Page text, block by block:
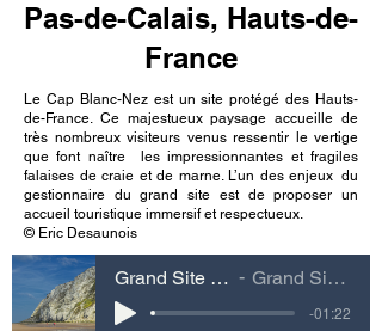
Pas-de-Calais, Hauts-de-
France
Le Cap Blanc-Nez est un site protégé des Hauts-
de-France. Ce majestueux paysage accueille de
très nombreux visiteurs venus ressentir le vertige
que font naître les impressionnantes et fragiles
falaises de craie et de marne. L’un des enjeux du
gestionnaire du grand site est de proposer un
accueil touristique immersif et respectueux.
© Eric Desaunois
Grand Site de France Les Deux-Caps Blanc-Nez, Gris-Nez Pas-de-Calais, Hauts-de-France Grand Site de France Les Deux-Caps Blanc-Nez, Gris-Nez Pas-de-Calais, Hauts-de-France
-01:22